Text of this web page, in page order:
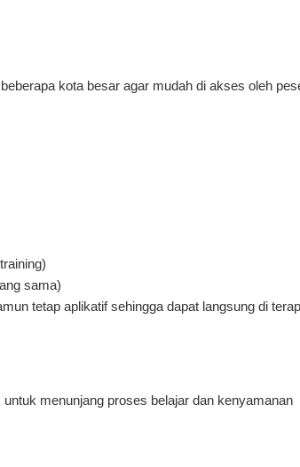
kota besar agar mudah di akses oleh
sama)
tetap aplikatif sehingga dapat langsung di
menunjang proses belajar dan kenyamanan